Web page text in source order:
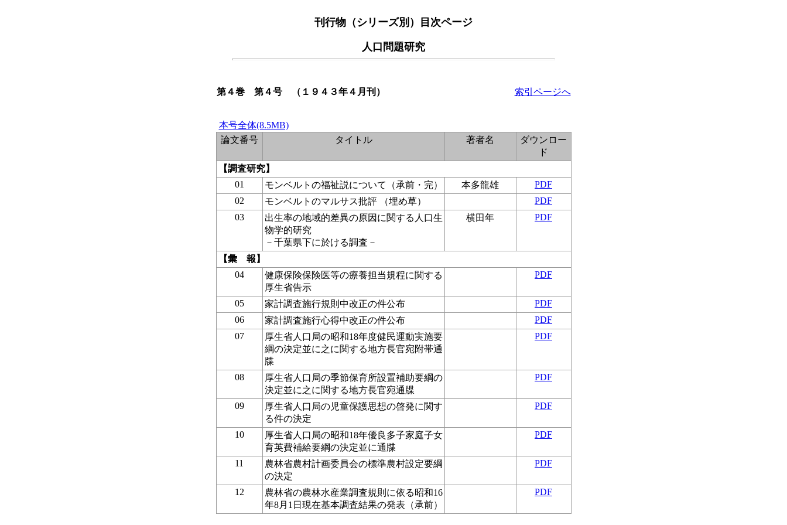
刊行物（シリーズ別）目次ページ
人口問題研究
第４巻 第４号 （１９４３年４月刊） 索引ページへ
本号全体(8.5MB)
論文番号
タイトル 著者名
ダウンロー
ド
【調査研究】
01
モンベルトの福祉説について（承前・完） 本多龍雄
PDF
02
モンベルトのマルサス批評 （埋め草）
PDF
03
出生率の地域的差異の原因に関する人口生
物学的研究
－千葉県下に於ける調査－
横田年 PDF
【彙 報】
04
健康保険保険医等の療養担当規程に関する
厚生省告示
PDF
05 家計調査施行規則中改正の件公布
PDF
06
家計調査施行心得中改正の件公布
PDF
07
厚生省人口局の昭和18年度健民運動実施要
綱の決定並に之に関する地方長官宛附帯通
牒
PDF
08
厚生省人口局の季節保育所設置補助要綱の
決定並に之に関する地方長官宛通牒
PDF
09
厚生省人口局の児童保護思想の啓発に関す
る件の決定
PDF
10
厚生省人口局の昭和18年優良多子家庭子女
育英費補給要綱の決定並に通牒
PDF
11
農林省農村計画委員会の標準農村設定要綱
の決定
PDF
12
農林省の農林水産業調査規則に依る昭和16
年8月1日現在基本調査結果の発表（承前）
PDF